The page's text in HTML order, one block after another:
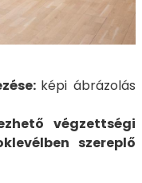
képi ábrázolás
végzettségi
szereplő